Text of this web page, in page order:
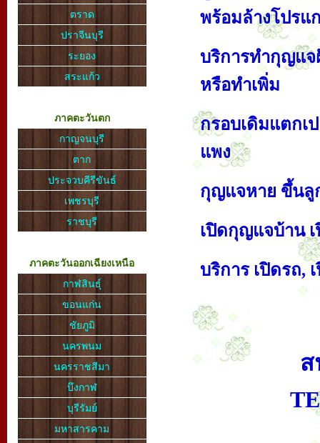
ตราด
ปราจีนบุรี
ระยอง
สระแก้ว
ภาคตะวันตก
กาญจนบุรี
ตาก
ประจวบคีรีขันธ์
เพชรบุรี
ราชบุรี
ภาคตะวันออกเฉียงเหนือ
กาฬสินธุ์
ขอนแก่น
ชัยภูมิ
นครพนม
นครราชสีมา
บึงกาฬ
บุรีรัมย์
มหาสารคาม
พร้อมล้างโปรแ
บริการทำกุญแ
หรือทำเพิ่ม
กรอบเดิมแตกเ
แพง
กุญแจหาย ขึ้นลู
เปิดกุญแจบ้าน
บริการ เปิดรถ,
ส